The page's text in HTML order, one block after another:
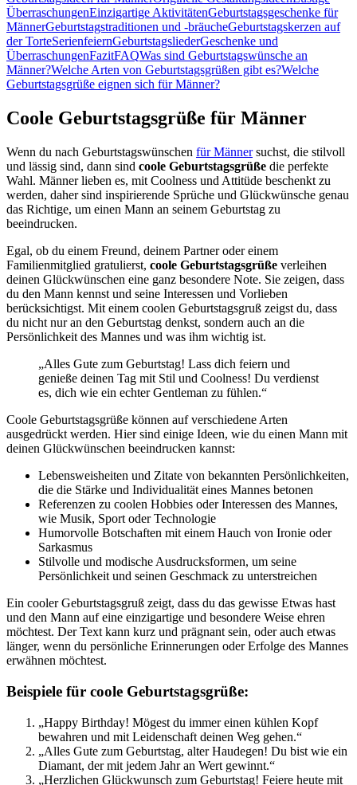
ÜberraschungenEinzigartige AktivitätenGeburtstagsgeschenke für
MännerGeburtstagstraditionen und -bräucheGeburtstagskerzen auf
der TorteSerienfeiernGeburtstagsliederGeschenke und
ÜberraschungenFazitFAQWas sind Geburtstagswünsche an
Männer?Welche Arten von Geburtstagsgrüßen gibt es?Welche
Geburtstagsgrüße eignen sich für Männer?
Coole Geburtstagsgrüße für Männer
Wenn du nach Geburtstagswünschen für Männersuchst, die stilvoll
und lässig sind, dann sind coole Geburtstagsgrüße die perfekte
Wahl. Männer lieben es, mit Coolness und Attitüde beschenkt zu
werden, daher sind inspirierende Sprüche und Glückwünsche genau
das Richtige, um einen Mann an seinem Geburtstag zu
beeindrucken.
Egal, ob du einem Freund, deinem Partner oder einem
Familienmitglied gratulierst, coole Geburtstagsgrüße verleihen
deinen Glückwünschen eine ganz besondere Note. Sie zeigen, dass
du den Mann kennst und seine Interessen und Vorlieben
berücksichtigst. Mit einem coolen Geburtstagsgruß zeigst du, dass
du nicht nur an den Geburtstag denkst, sondern auch an die
Persönlichkeit des Mannes und was ihm wichtig ist.
„Alles Gute zum Geburtstag! Lass dich feiern und
genieße deinen Tag mit Stil und Coolness! Du verdienst
es, dich wie ein echter Gentleman zu fühlen.“
Coole Geburtstagsgrüße können auf verschiedene Arten
ausgedrückt werden. Hier sind einige Ideen, wie du einen Mann mit
deinen Glückwünschen beeindrucken kannst:
Lebensweisheiten und Zitate von bekannten Persönlichkeiten,
die die Stärke und Individualität eines Mannes betonen
Referenzen zu coolen Hobbies oder Interessen des Mannes,
wie Musik, Sport oder Technologie
Humorvolle Botschaften mit einem Hauch von Ironie oder
Sarkasmus
Stilvolle und modische Ausdrucksformen, um seine
Persönlichkeit und seinen Geschmack zu unterstreichen
Ein cooler Geburtstagsgruß zeigt, dass du das gewisse Etwas hast
und den Mann auf eine einzigartige und besondere Weise ehren
möchtest. Der Text kann kurz und prägnant sein, oder auch etwas
länger, wenn du persönliche Erinnerungen oder Erfolge des Mannes
erwähnen möchtest.
Beispiele für coole Geburtstagsgrüße:
„Happy Birthday! Mögest du immer einen kühlen Kopf
bewahren und mit Leidenschaft deinen Weg gehen.“
„Alles Gute zum Geburtstag, alter Haudegen! Du bist wie ein
Diamant, der mit jedem Jahr an Wert gewinnt.“
„Herzlichen Glückwunsch zum Geburtstag! Feiere heute mit